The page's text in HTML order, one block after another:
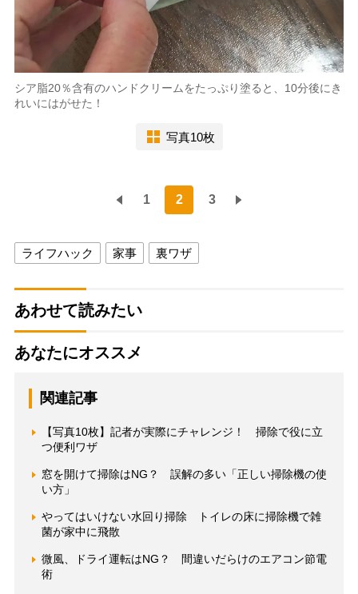
シア脂20％含有のハンドクリームをたっぷり塗ると、10分後にき
れいにはがせた！
写真10枚
1 2 3
ライフハック 家事 裏ワザ
あわせて読みたい
あなたにオススメ
関連記事
【写真10枚】記者が実際にチャレンジ！ 掃除で役に立
つ便利ワザ
窓を開けて掃除はNG？ 誤解の多い「正しい掃除機の使
い方」
やってはいけない水回り掃除 トイレの床に掃除機で雑
菌が家中に飛散
微風、ドライ運転はNG？ 間違いだらけのエアコン節電
術